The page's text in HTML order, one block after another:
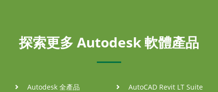
探索更多 Autodesk 軟體產品
Autodesk 全產品
AutoCAD Revit LT Suite